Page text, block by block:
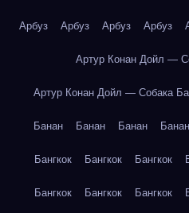
Арбуз Арбуз Арбуз Арбуз
Артур Конан Дойл —
Артур Конан Дойл — Собака
Банан Банан Банан Банан
Бангкок Бангкок Бангкок
Бангкок Бангкок Бангкок